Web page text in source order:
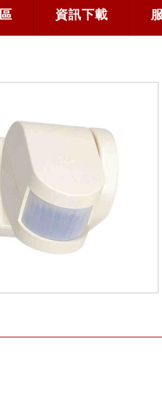
資訊下載